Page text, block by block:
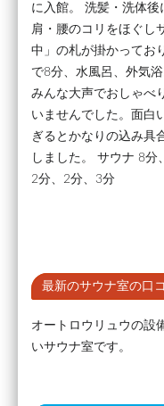
に入館。 洗髪・洗体後
肩・腰のコリをほぐし
中」の札が掛かってお
で8分、水風呂、外気
みんな大声でおしゃべ
いませんでした。面白
ぎるとかなりの込み具
しました。 サウナ 8分
2分、2分、3分
最新のサウナ室の口
オートロウリュウの設
いサウナ室です。